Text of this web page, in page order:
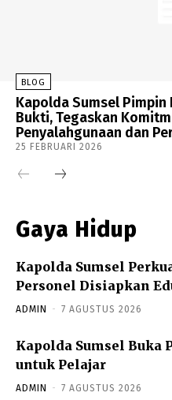
BLOG
Kapolda Sumsel Pimpin
Bukti, Tegaskan
Penyalahgunaan dan
25 FEBRUARI 2026
Gaya Hidup
Kapolda Sumsel
Personel Disiapkan
ADMIN - 7 AGUSTUS 2026
Kapolda Sumsel Buka
untuk Pelajar
ADMIN - 7 AGUSTUS 2026